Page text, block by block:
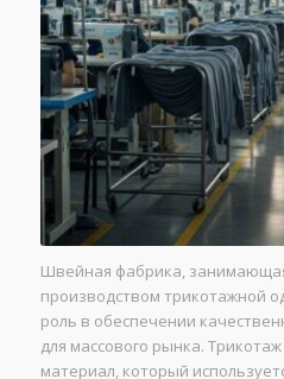
Швейная фабрика,
производством трикотажной
роль в обеспечении
для массового рынка.
материал, который